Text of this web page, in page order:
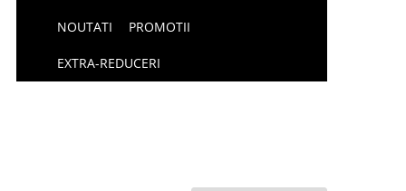
NOUTATI PROMOTII
EXTRA-REDUCERI